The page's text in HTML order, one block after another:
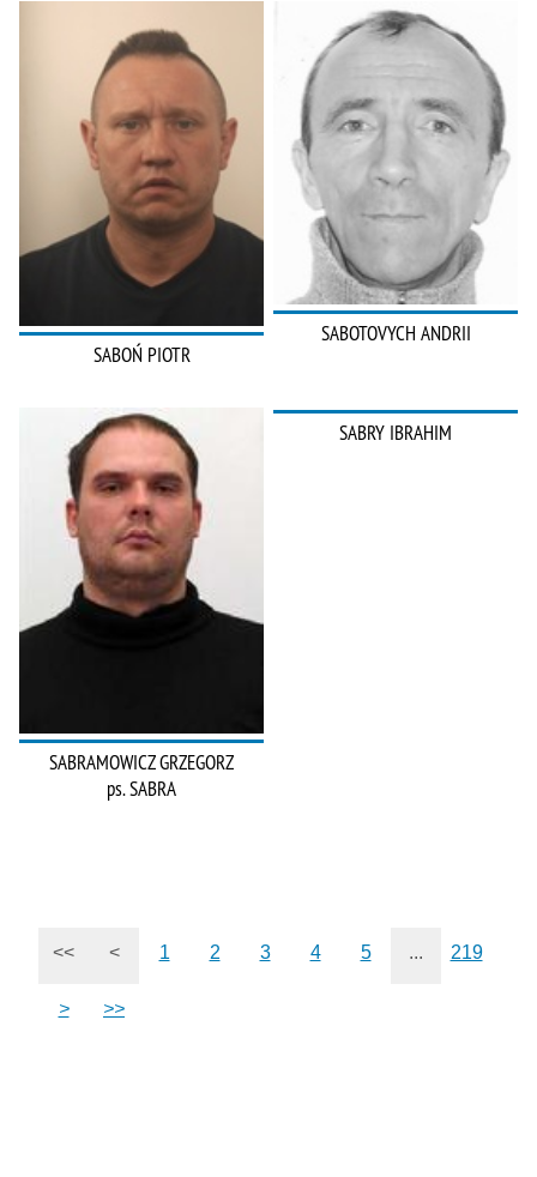
SABOŃ PIOTR
SABOTOVYCH ANDRII
SABRAMOWICZ GRZEGORZ
ps. SABRA
SABRY IBRAHIM
<< < 1 2 3 4 5 ... 219
> >>